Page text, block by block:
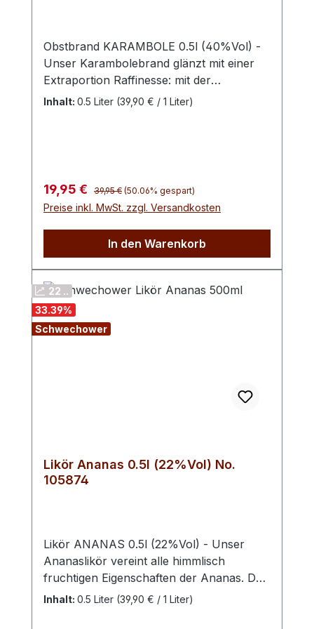
Obstbrand KARAMBOLE 0.5l (40%Vol) -
Unser Karambolebrand glänzt mit einer
Extraportion Raffinesse: mit der
exotischen Südfrucht wird ein
wachsenden, Karambolen importiert. Das
tropische Klima und der nährstoffreiche
Boden vulkanischen Ursprungs, machen
den Schwechower Obstbrand
erstklassige Brand überzeugt besonders
durch seine exotische Note und dem
harmonischen Charakter.
Inhalt: 0.5 Liter (39,90 € / 1 Liter)
Verkaufspreis:
19,95 € Regulärer Preis:
39,95 € (50.06% gespart)
Preise inkl. MwSt. zzgl. Versandkosten
In den Warenkorb
22 ..
33.39%
Schwechower
Likör Ananas 0.5l (22%Vol) No.
105874
Likör ANANAS 0.5l (22%Vol) - Unser
Ananaslikör vereint alle himmlisch
fruchtigen Eigenschaften der Ananas. Das
betörend süße Aroma hinterlässt ein
Inhalt: 0.5 Liter (39,90 € / 1 Liter)